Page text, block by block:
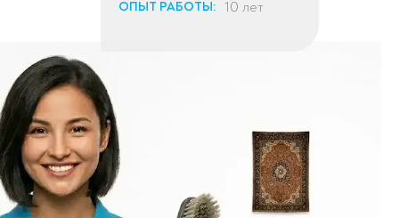
ОПЫТ РАБОТЫ: 10 лет